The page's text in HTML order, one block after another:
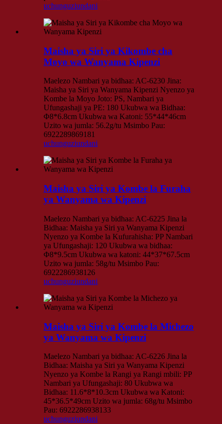
uchunguziundani
Maisha ya Siri ya Kikombe cha
Moyo wa Wanyama Kipenzi
Maelezo Nambari ya bidhaa: AC-6230 Jina:
Maisha ya Siri ya Wanyama Kipenzi Nyenzo ya
Kombe la Moyo Joto: PS, Nambari ya
Ufungashaji ya PE: 180 Ukubwa wa Bidhaa:
Φ8*6.8cm Ukubwa wa Katoni: 55*44*46cm
Uzito wa jumla: 56.2g/tu Msimbo Pau:
6922289869181
uchunguziundani
Maisha ya Siri ya Kombe la Furaha
ya Wanyama wa Kipenzi
Maelezo Nambari ya bidhaa: AC-6225 Jina la
Bidhaa: Maisha ya Siri ya Wanyama Kipenzi
Nyenzo ya Kombe la Kufurahisha: PP Nambari
ya Ufungashaji: 120 Ukubwa wa bidhaa:
Φ8*9.5cm Ukubwa wa katoni: 44*37*67.5cm
Uzito wa jumla: 58g/tu Msimbo Pau:
6922286938126
uchunguziundani
Maisha ya Siri ya Kombe la Michezo
ya Wanyama wa Kipenzi
Maelezo Nambari ya bidhaa: AC-6226 Jina la
Bidhaa: Maisha ya Siri ya Wanyama Kipenzi
Nyenzo ya Kombe la Rangi ya Rangi mbili: PP
Nambari ya Ufungashaji: 80 Ukubwa wa
Bidhaa: 11.6*8*10.3cm Ukubwa wa Katoni:
45*36.5*49cm Uzito wa jumla: 68g/tu Msimbo
Pau: 6922286938133
uchunguziundani